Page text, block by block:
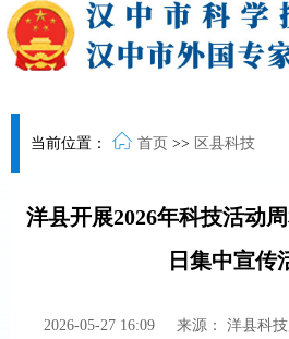
当前位置： 首页 >> 区县科技
洋县开展2026年科技活动
日集中宣传
2026-05-27 16:09 来源： 洋县科